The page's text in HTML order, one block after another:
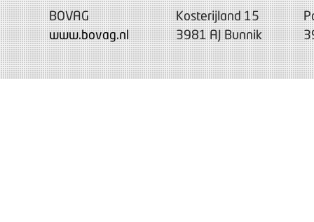
BOVAG
www.bovag.nl
Kosterijland 15
3981 AJ Bunnik